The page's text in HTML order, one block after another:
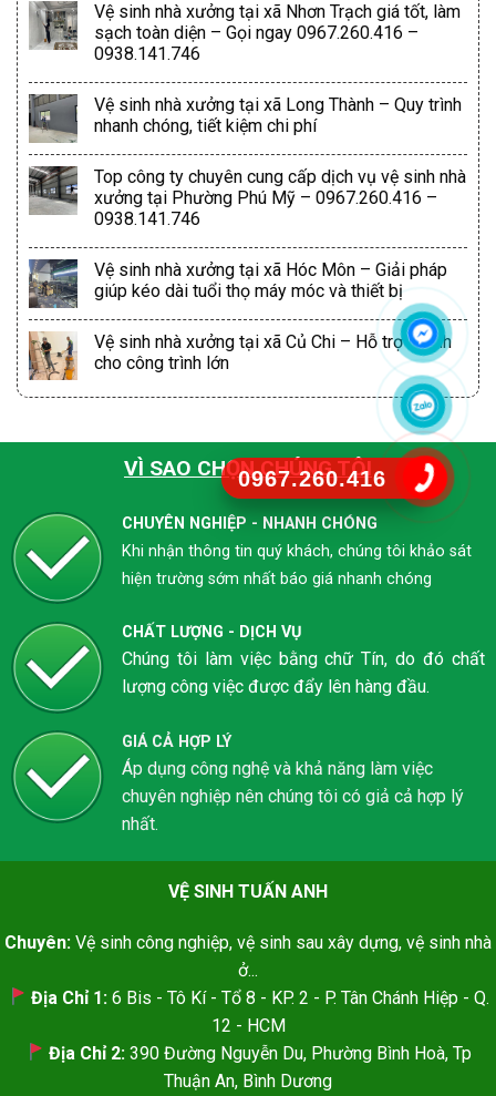
0967.260.416
Vệ sinh nhà xưởng tại xã Nhơn Trạch giá tốt, làm
sạch toàn diện – Gọi ngay 0967.260.416 –
0938.141.746
Vệ sinh nhà xưởng tại xã Long Thành – Quy trình
nhanh chóng, tiết kiệm chi phí
Top công ty chuyên cung cấp dịch vụ vệ sinh nhà
xưởng tại Phường Phú Mỹ – 0967.260.416 –
0938.141.746
Vệ sinh nhà xưởng tại xã Hóc Môn – Giải pháp
giúp kéo dài tuổi thọ máy móc và thiết bị
Vệ sinh nhà xưởng tại xã Củ Chi – Hỗ trợ nhanh
cho công trình lớn
VÌ SAO CHỌN CHÚNG TÔI
CHUYÊN NGHIỆP - NHANH CHÓNG
Khi nhận thông tin quý khách, chúng tôi khảo sát
hiện trường sớm nhất báo giá nhanh chóng
CHẤT LƯỢNG - DỊCH VỤ
Chúng tôi làm việc bằng chữ Tín, do đó chất
lượng công việc được đẩy lên hàng đầu.
GIÁ CẢ HỢP LÝ
Áp dụng công nghệ và khả năng làm việc
chuyên nghiệp nên chúng tôi có giả cả hợp lý
nhất.
VỆ SINH TUẤN ANH
Chuyên: Vệ sinh công nghiệp, vệ sinh sau xây dựng, vệ sinh nhà
ở...
Địa Chỉ 1: 6 Bis - Tô Kí - Tổ 8 - KP. 2 - P. Tân Chánh Hiệp - Q.
12 - HCM
Địa Chỉ 2: 390 Đường Nguyễn Du, Phường Bình Hoà, Tp
Thuận An, Bình Dương